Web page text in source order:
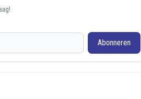
Abonneren